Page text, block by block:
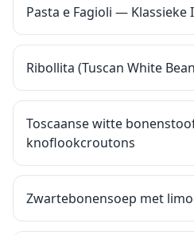
Pasta e Fagioli — Klassieke
Ribollita (Tuscan White
Toscaanse witte
knoflookcroutons
Zwartebonensoep met